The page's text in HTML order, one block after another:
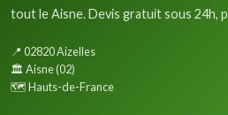
tout le Aisne. Devis gratuit sous 24h,
📍 02820 Aizelles
🏛️ Aisne (02)
🗺️ Hauts-de-France